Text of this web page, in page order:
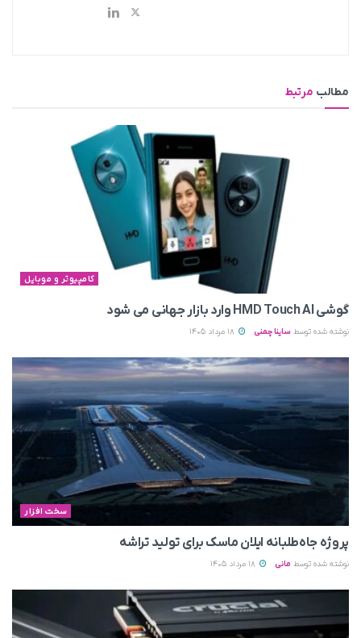
مطالب مرتبط
کامپیوتر و موبایل
گوشی HMD Touch AI وارد بازار جهانی می‌ شود
نوشته شده توسط ساینا چمنی
سخت افزار
پروژه جاه‌طلبانه ایلان ماسک برای تولید تراشه
نوشته شده توسط مانی